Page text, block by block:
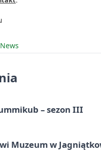
– sezon III
Muzeum w